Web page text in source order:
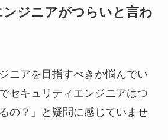
ジニアがつらいと言わ
ニアを目指すべきか悩んでい
セキュリティエンジニアはつ
の？」と疑問に感じていませ